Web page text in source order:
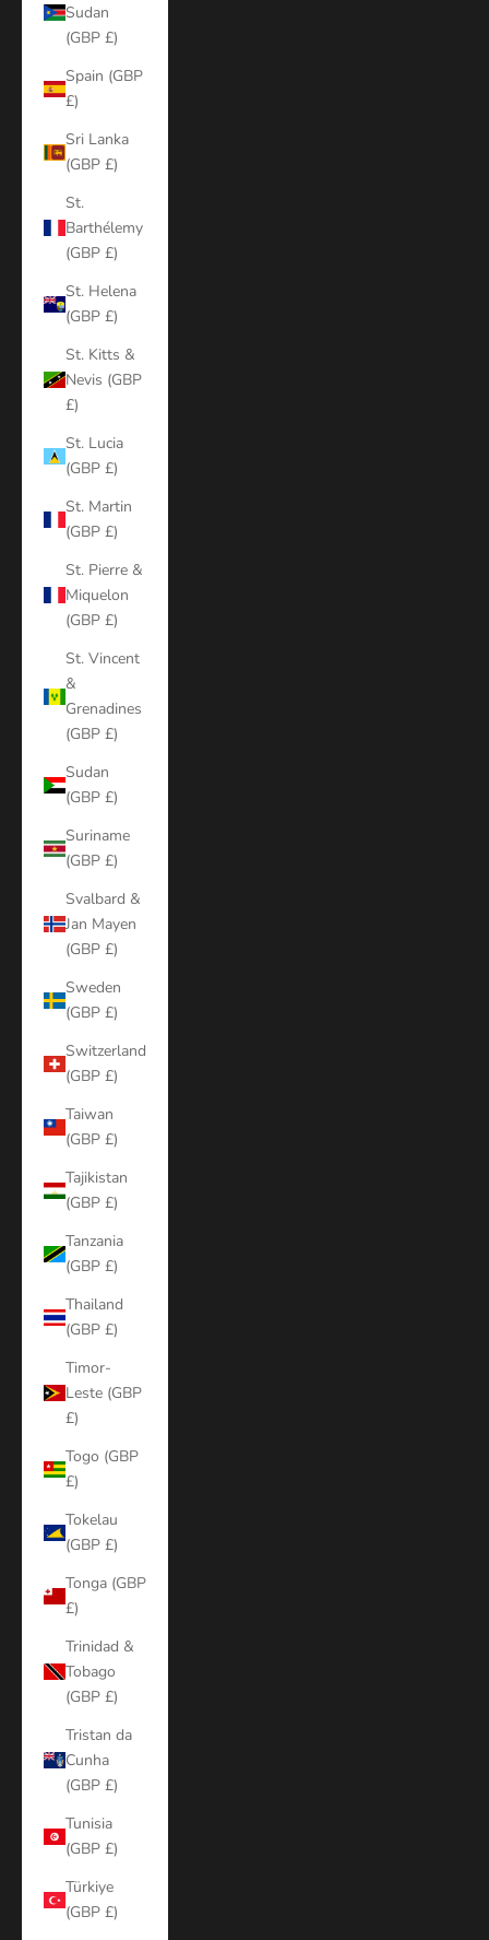
Sudan
(GBP £)
Spain (GBP
£)
Sri Lanka
(GBP £)
St.
Barthélemy
(GBP £)
St. Helena
(GBP £)
St. Kitts &
Nevis (GBP
£)
St. Lucia
(GBP £)
St. Martin
(GBP £)
St. Pierre &
Miquelon
(GBP £)
St. Vincent
&
Grenadines
(GBP £)
Sudan
(GBP £)
Suriname
(GBP £)
Svalbard &
Jan Mayen
(GBP £)
Sweden
(GBP £)
Switzerland
(GBP £)
Taiwan
(GBP £)
Tajikistan
(GBP £)
Tanzania
(GBP £)
Thailand
(GBP £)
Timor-
Leste (GBP
£)
Togo (GBP
£)
Tokelau
(GBP £)
Tonga (GBP
£)
Trinidad &
Tobago
(GBP £)
Tristan da
Cunha
(GBP £)
Tunisia
(GBP £)
Türkiye
(GBP £)